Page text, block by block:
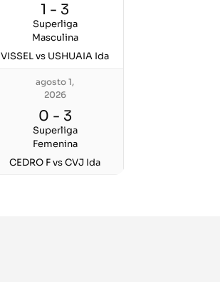
1 - 3
Superliga
Masculina
VISSEL vs USHUAIA Ida
agosto 1,
2026
0 - 3
Superliga
Femenina
CEDRO F vs CVJ Ida